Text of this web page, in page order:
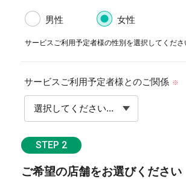
男性 女性
サービスご利用予定者様の性別を選択してくださ
サービスご利用予定者様とのご関係 ※
STEP 2
ご希望の店舗をお選びください